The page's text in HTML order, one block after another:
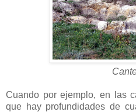
Cuando por ejemplo, en las
que hay profundidades de